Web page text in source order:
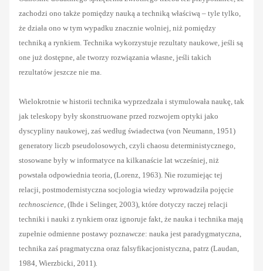
zachodzi ono także pomiędzy nauką a techniką właściwą – tyle tylko,
że działa ono w tym wypadku znacznie wolniej, niż pomiędzy
techniką a rynkiem. Technika wykorzystuje rezultaty naukowe, jeśli są
one już dostępne, ale tworzy rozwiązania własne, jeśli takich
rezultatów jeszcze nie ma.
Wielokrotnie w historii technika wyprzedzała i stymulowała naukę, tak
jak teleskopy były skonstruowane przed rozwojem optyki jako
dyscypliny naukowej, zaś według świadectwa (von Neumann, 1951)
generatory liczb pseudolosowych, czyli chaosu deterministycznego,
stosowane były w informatyce na kilkanaście lat wcześniej, niż
powstała odpowiednia teoria, (Lorenz, 1963). Nie rozumiejąc tej
relacji, postmodernistyczna socjologia wiedzy wprowadziła pojęcie
technoscience, (Ihde i Selinger, 2003), które dotyczy raczej relacji
techniki i nauki z rynkiem oraz ignoruje fakt, że nauka i technika mają
zupełnie odmienne postawy poznawcze: nauka jest paradygmatyczna,
technika zaś pragmatyczna oraz falsyfikacjonistyczna, patrz (Laudan,
1984, Wierzbicki, 2011)